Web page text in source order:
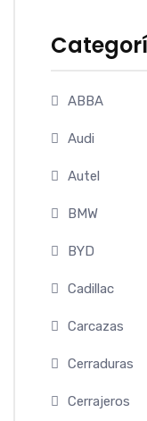
ABBA
Audi
Autel
BMW
BYD
Cadillac
Carcazas
Cerraduras
Cerrajeros